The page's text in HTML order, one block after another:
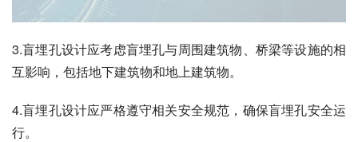
3.盲埋孔设计应考虑盲埋孔与周围建筑物、桥梁等设施的相
互影响，包括地下建筑物和地上建筑物。
4.盲埋孔设计应严格遵守相关安全规范，确保盲埋孔安全运
行。